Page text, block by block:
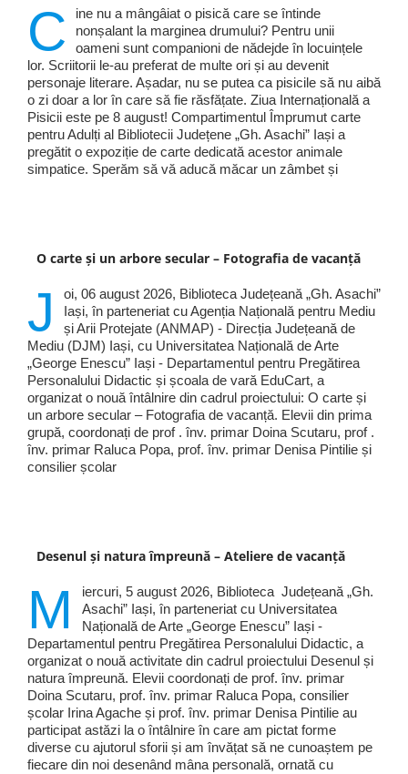
C
ine nu a mângâiat o pisică care se întinde
nonșalant la marginea drumului? Pentru unii
oameni sunt companioni de nădejde în locuințele
lor. Scriitorii le-au preferat de multe ori și au devenit
personaje literare. Așadar, nu se putea ca pisicile să nu aibă
o zi doar a lor în care să fie răsfățate. Ziua Internațională a
Pisicii este pe 8 august! Compartimentul Împrumut carte
pentru Adulți al Bibliotecii Județene „Gh. Asachi” Iași a
pregătit o expoziție de carte dedicată acestor animale
simpatice. Sperăm să vă aducă măcar un zâmbet și
O carte și un arbore secular – Fotografia de vacanță
J
oi, 06 august 2026, Biblioteca Județeană „Gh. Asachi”
Iași, în parteneriat cu Agenția Națională pentru Mediu
și Arii Protejate (ANMAP) - Direcția Județeană de
Mediu (DJM) Iași, cu Universitatea Națională de Arte
„George Enescu” Iași - Departamentul pentru Pregătirea
Personalului Didactic și școala de vară EduCart, a
organizat o nouă întâlnire din cadrul proiectului: O carte și
un arbore secular – Fotografia de vacanță. Elevii din prima
grupă, coordonați de prof . înv. primar Doina Scutaru, prof .
înv. primar Raluca Popa, prof. înv. primar Denisa Pintilie și
consilier școlar
Desenul și natura împreună – Ateliere de vacanță
M
iercuri, 5 august 2026, Biblioteca Județeană „Gh.
Asachi” Iași, în parteneriat cu Universitatea
Națională de Arte „George Enescu” Iași -
Departamentul pentru Pregătirea Personalului Didactic, a
organizat o nouă activitate din cadrul proiectului Desenul și
natura împreună. Elevii coordonați de prof. înv. primar
Doina Scutaru, prof. înv. primar Raluca Popa, consilier
școlar Irina Agache și prof. înv. primar Denisa Pintilie au
participat astăzi la o întâlnire în care am pictat forme
diverse cu ajutorul sforii și am învățat să ne cunoaștem pe
fiecare din noi desenând mâna personală, ornată cu